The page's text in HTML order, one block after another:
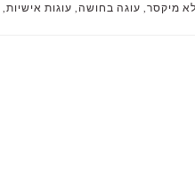
מיקסר, עוגה בחושה, עוגות אישיות,